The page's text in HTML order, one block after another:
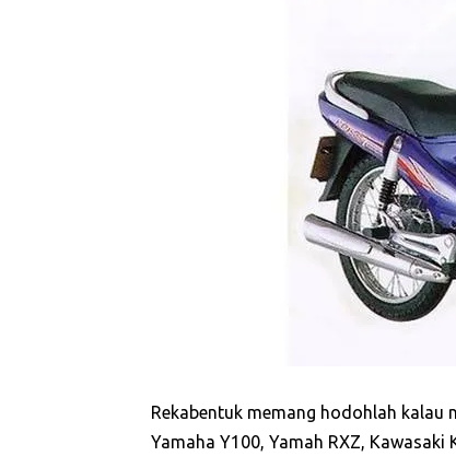
Rekabentuk memang hodohlah kalau
Yamaha Y100, Yamah RXZ,